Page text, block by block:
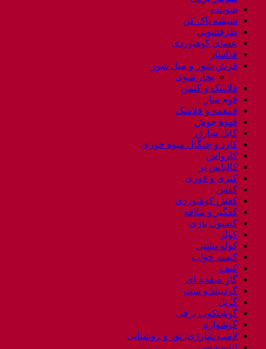
شوینده
شیشه پاک کن
ظرفشویی
عصای کوهنوردی
غذاساز
فرش شور و مبل شور
بخار شوی
فلاسک و کلمن
فوم ساز
قمقمه و فلاسک
قهوه جوش
کابل شارژر
کارد و چنگال میوه خوری
کارواش
کالباس بر
کتری و قوری
کفش
کفش کوهنوردی
کفگیر و ملاقه
کنسول بازی
کولر
کوله پشتی
کیسه خواب
کیف
گاز صفحه ای
گردنبند و ست
گریل
گوشتکوب برقی
گوشواره
لامپ شارژی، نور و روشنایی
لباسشویی